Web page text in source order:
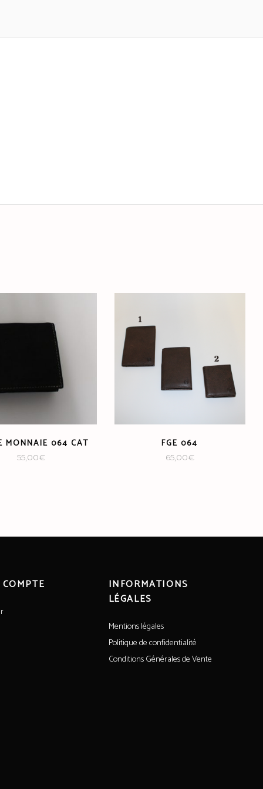
MONNAIE 064 CAT
55,00€
FGE 064
65,00€
INFORMATIONS
LÉGALES
Mentions légales
Politique de confidentialité
Conditions Générales de Vente